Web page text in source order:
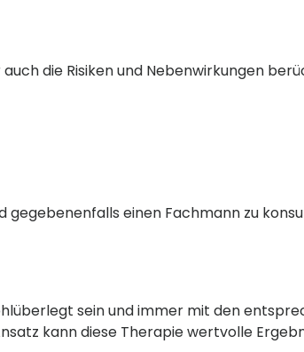
die Risiken und Nebenwirkungen
einen Fachmann zu
sein und immer mit den
kann diese Therapie wertvolle